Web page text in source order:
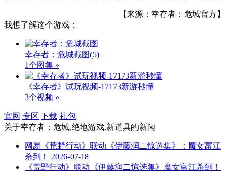
【来源：幸存者：危城官方】
我想了解这个游戏：
幸存者：危城截图(5)
1个图集 »
《幸存者》试玩视频-17173新游秒懂
3个视频 »
官网 专区 下载 礼包
关于幸存者：危城,绝地游戏,新道具的新闻
网易《荒野行动》联动《伊藤润二惊选集》：魔女富江
杀到！
2026-07-18
《荒野行动》联动《伊藤润二惊选集》魔女富江杀到！